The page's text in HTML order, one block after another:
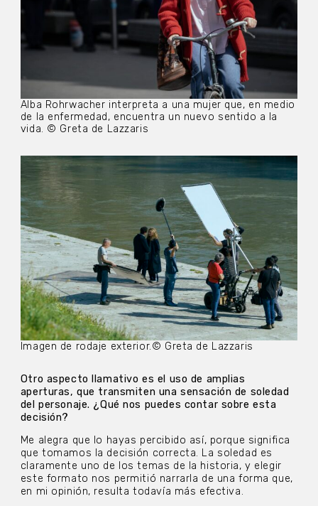
Alba Rohrwacher interpreta a una mujer que, en medio
de la enfermedad, encuentra un nuevo sentido a la
vida. © Greta de Lazzaris
Imagen de rodaje exterior.© Greta de Lazzaris
Otro aspecto llamativo es el uso de amplias
aperturas, que transmiten una sensación de soledad
del personaje. ¿Qué nos puedes contar sobre esta
decisión?
Me alegra que lo hayas percibido así, porque significa
que tomamos la decisión correcta. La soledad es
claramente uno de los temas de la historia, y elegir
este formato nos permitió narrarla de una forma que,
en mi opinión, resulta todavía más efectiva.